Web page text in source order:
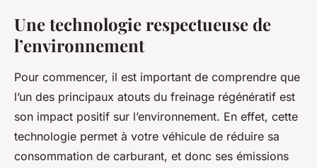
Une technologie respectueuse de
l’environnement
Pour commencer, il est important de comprendre que
l’un des principaux atouts du freinage régénératif est
son impact positif sur l’environnement. En effet, cette
technologie permet à votre véhicule de réduire sa
consommation de carburant, et donc ses émissions